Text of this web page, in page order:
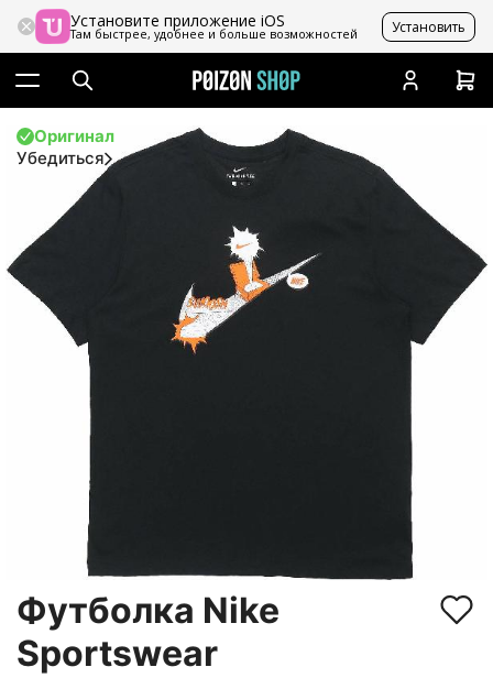
Установите приложение iOS
Там быстрее, удобнее и больше возможностей Установить
Оригинал
Убедиться
Футболка Nike
Sportswear